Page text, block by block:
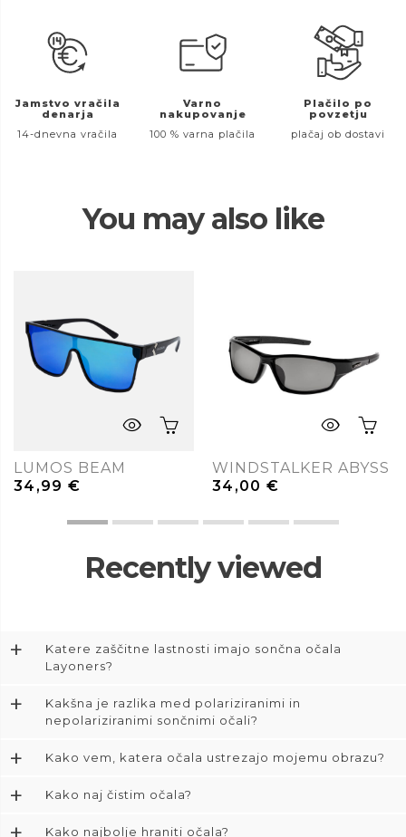
Jamstvo vračila
denarja
14-dnevna vračila
Varno
nakupovanje
100 % varna plačila
Plačilo po
povzetju
plačaj ob dostavi
You may also like
LUMOS BEAM
34,99€
WINDSTALKER ABYSS
34,00€
Recently viewed
+
Katere zaščitne lastnosti imajo sončna očala
Layoners?
+
Kakšna je razlika med polariziranimi in
nepolariziranimi sončnimi očali?
+ Kako vem, katera očala ustrezajo mojemu obrazu?
+ Kako naj čistim očala?
Kako najbolje hraniti očala?